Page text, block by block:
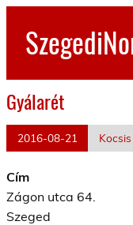
Skip
content
Gyálarét
2016-08-21
Cím
Zágon utca 64.
Szeged